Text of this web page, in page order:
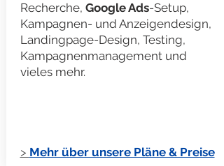
Recherche, Google Ads-Setup,
Kampagnen- und Anzeigendesign,
Landingpage-Design, Testing,
Kampagnenmanagement und
vieles mehr.
> Mehr über unsere Pläne & Preise